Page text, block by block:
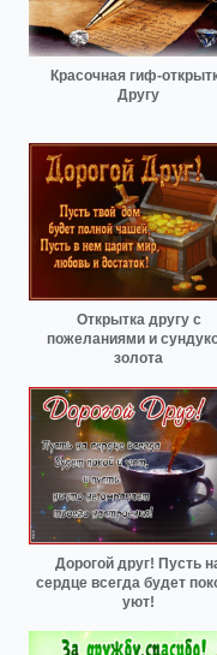
Красочная гиф-
Другу
Открытка другу с
пожеланиями и
золота
Дорогой друг! Пусть
сердце всегда будет
уют!